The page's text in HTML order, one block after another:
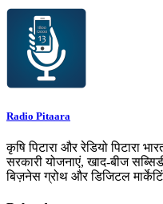
Radio Pitaara
कृषि पिटारा और रेडियो पिटारा
सरकारी योजनाएं, खाद-बीज
बिज़नेस ग्रोथ और डिजिटल